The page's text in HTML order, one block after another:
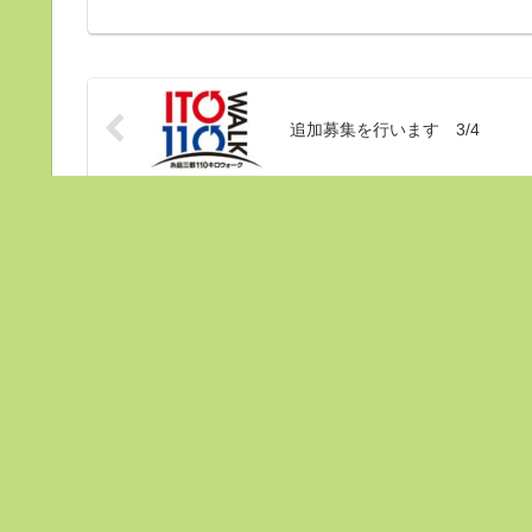
追加募集を行います 3/4